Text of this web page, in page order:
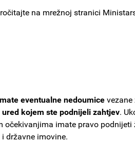
na mrežnoj stranici
eventualne nedoumice
kojem ste podnijeli zahtjev.
očekivanjima imate pravo
državne imovine.